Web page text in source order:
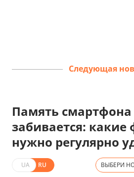
Следующая
Память
забивается:
нужно регулярно
UA RU ВЫБЕРИ